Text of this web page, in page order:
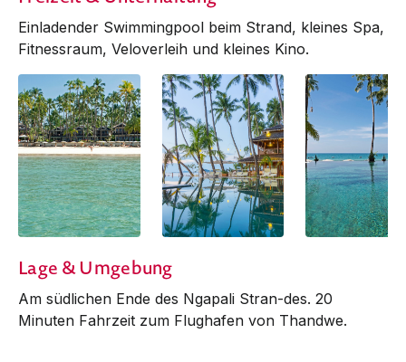
Einladender Swim­ming­­­­pool beim Strand, kleines Spa,
Fitness­raum, Veloverleih und kleines Kino.
Lage & Umgebung
Am südlichen Ende des Ngapali Stran-des. 20
Minuten Fahrzeit zum Flug­hafen von Thandwe.